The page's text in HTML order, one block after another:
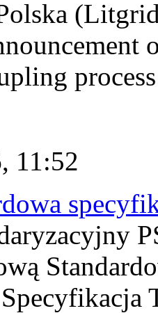
11:52